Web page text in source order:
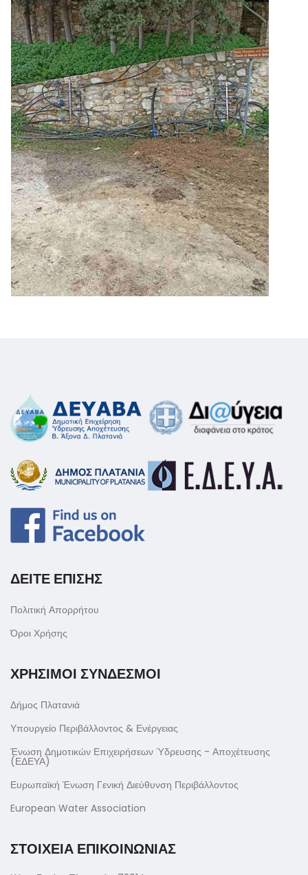
ΔΕΙΤΕ ΕΠΙΣΗΣ
Πολιτική Απορρήτου
Όροι Χρήσης
ΧΡΗΣΙΜΟΙ ΣΥΝΔΕΣΜΟΙ
Δήμος Πλατανιά
Υπουργείο Περιβάλλοντος & Ενέργειας
Ένωση Δημοτικών Επιχειρήσεων Ύδρευσης - Αποχέτευσης
(ΕΔΕΥΑ)
Ευρωπαϊκή Ένωση Γενική Διεύθυνση Περιβάλλοντος
European Water Association
ΣΤΟΙΧΕΙΑ ΕΠΙΚΟΙΝΩΝΙΑΣ